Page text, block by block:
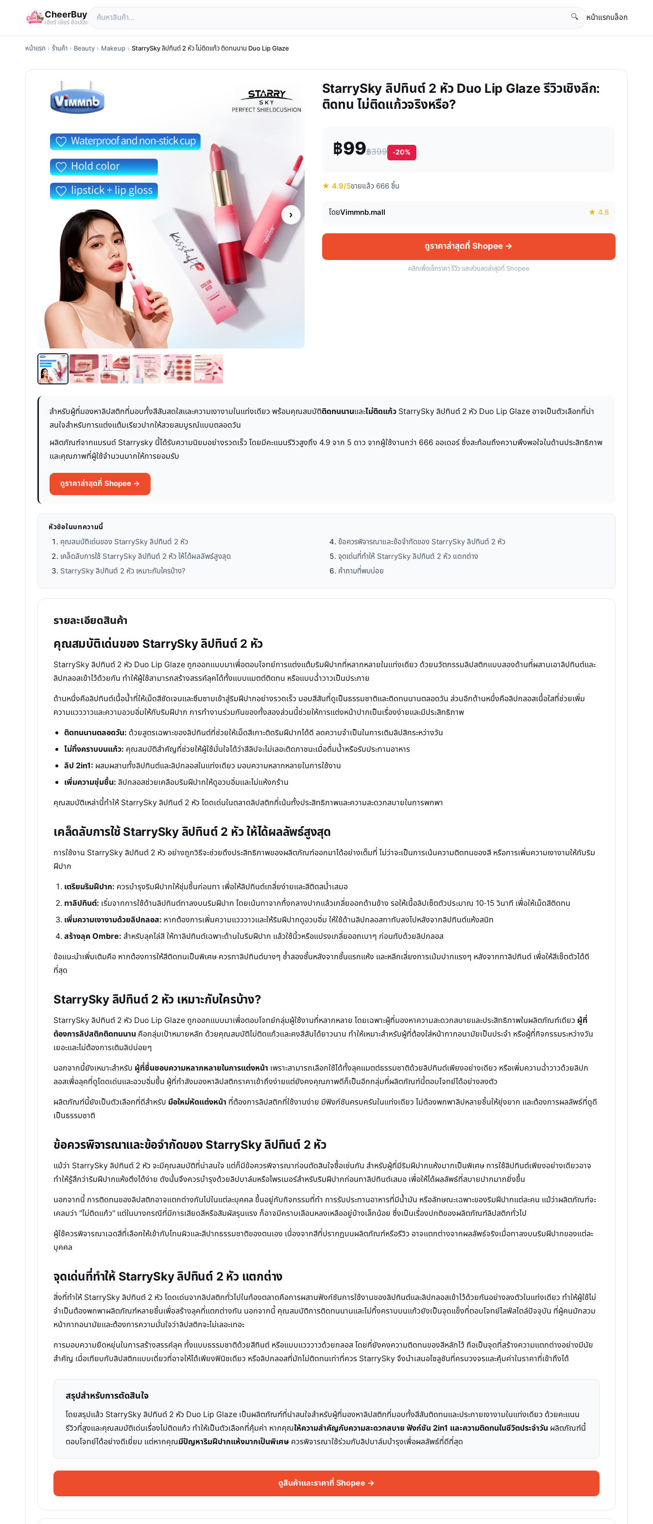
CheerBuy
เซียร์ เซียร์ ช้อปปิ้ง
🔍 หน้าแรกบล็อก
หน้าแรก › ร้านค้า › Beauty › Makeup › StarrySky ลิปทินต์ 2 หัว ไม่ติดแก้ว ติดทนนาน Duo Lip Glaze
›
StarrySky ลิปทินต์ 2 หัว Duo Lip Glaze รีวิวเชิงลึก:
ติดทน ไม่ติดแก้วจริงหรือ?
฿99฿399 -20%
★ 4.9/5ขายแล้ว 666 ชิ้น
โดยVimmnb.mall ★ 4.8
ดูราคาล่าสุดที่ Shopee →
คลิกเพื่อเช็คราคา รีวิว และส่วนลดล่าสุดที่ Shopee
สำหรับผู้ที่มองหาลิปสติกที่มอบทั้งสีสันสดใสและความเงางามในแท่งเดียว พร้อมคุณสมบัติติดทนนานและไม่ติดแก้ว StarrySky ลิปทินต์ 2 หัว Duo Lip Glaze อาจเป็นตัวเลือกที่น่า
สนใจสำหรับการแต่งแต้มเรียวปากให้สวยสมบูรณ์แบบตลอดวัน
ผลิตภัณฑ์จากแบรนด์ Starrysky นี้ได้รับความนิยมอย่างรวดเร็ว โดยมีคะแนนรีวิวสูงถึง 4.9 จาก 5 ดาว จากผู้ใช้งานกว่า 666 ออเดอร์ ซึ่งสะท้อนถึงความพึงพอใจในด้านประสิทธิภาพ
และคุณภาพที่ผู้ใช้จำนวนมากให้การยอมรับ
ดูราคาล่าสุดที่ Shopee →
หัวข้อในบทความนี้
คุณสมบัติเด่นของ StarrySky ลิปทินต์ 2 หัว
เคล็ดลับการใช้ StarrySky ลิปทินต์ 2 หัว ให้ได้ผลลัพธ์สูงสุด
StarrySky ลิปทินต์ 2 หัว เหมาะกับใครบ้าง?
ข้อควรพิจารณาและข้อจำกัดของ StarrySky ลิปทินต์ 2 หัว
จุดเด่นที่ทำให้ StarrySky ลิปทินต์ 2 หัว แตกต่าง
คำถามที่พบบ่อย
รายละเอียดสินค้า
คุณสมบัติเด่นของ StarrySky ลิปทินต์ 2 หัว
StarrySky ลิปทินต์ 2 หัว Duo Lip Glaze ถูกออกแบบมาเพื่อตอบโจทย์การแต่งแต้มริมฝีปากที่หลากหลายในแท่งเดียว ด้วยนวัตกรรมลิปสติกแบบสองด้านที่ผสานเอาลิปทินต์และ
ลิปกลอสเข้าไว้ด้วยกัน ทำให้ผู้ใช้สามารถสร้างสรรค์ลุคได้ทั้งแบบแมตต์ติดทน หรือแบบฉ่ำวาวเป็นประกาย
ด้านหนึ่งคือลิปทินต์เนื้อน้ำที่ให้เม็ดสีชัดเจนและซึมซาบเข้าสู่ริมฝีปากอย่างรวดเร็ว มอบสีสันที่ดูเป็นธรรมชาติและติดทนนานตลอดวัน ส่วนอีกด้านหนึ่งคือลิปกลอสเนื้อใสที่ช่วยเพิ่ม
ความแวววาวและความอวบอิ่มให้กับริมฝีปาก การทำงานร่วมกันของทั้งสองส่วนนี้ช่วยให้การแต่งหน้าปากเป็นเรื่องง่ายและมีประสิทธิภาพ
ติดทนนานตลอดวัน: ด้วยสูตรเฉพาะของลิปทินต์ที่ช่วยให้เม็ดสีเกาะติดริมฝีปากได้ดี ลดความจำเป็นในการเติมลิปสิกระหว่างวัน
ไม่ทิ้งคราบบนแก้ว: คุณสมบัติสำคัญที่ช่วยให้ผู้ใช้มั่นใจได้ว่าสีลิปจะไม่เลอะติดภาชนะเมื่อดื่มน้ำหรือรับประทานอาหาร
ลิป 2in1: ผสมผสานทั้งลิปทินต์และลิปกลอสในแท่งเดียว มอบความหลากหลายในการใช้งาน
เพิ่มความชุ่มชื้น: ลิปกลอสช่วยเคลือบริมฝีปากให้ดูอวบอิ่มและไม่แห้งกร้าน
คุณสมบัติเหล่านี้ทำให้ StarrySky ลิปทินต์ 2 หัว โดดเด่นในตลาดลิปสติกที่เน้นทั้งประสิทธิภาพและความสะดวกสบายในการพกพา
เคล็ดลับการใช้ StarrySky ลิปทินต์ 2 หัว ให้ได้ผลลัพธ์สูงสุด
การใช้งาน StarrySky ลิปทินต์ 2 หัว อย่างถูกวิธีจะช่วยดึงประสิทธิภาพของผลิตภัณฑ์ออกมาได้อย่างเต็มที่ ไม่ว่าจะเป็นการเน้นความติดทนของสี หรือการเพิ่มความเงางามให้กับริม
ฝีปาก
เตรียมริมฝีปาก: ควรบำรุงริมฝีปากให้ชุ่มชื้นก่อนทา เพื่อให้ลิปทินต์เกลี่ยง่ายและสีติดสม่ำเสมอ
ทาลิปทินต์: เริ่มจากการใช้ด้านลิปทินต์ทาลงบนริมฝีปาก โดยเน้นทาจากกึ่งกลางปากแล้วเกลี่ยออกด้านข้าง รอให้เนื้อลิปเซ็ตตัวประมาณ 10-15 วินาที เพื่อให้เม็ดสีติดทน
เพิ่มความเงางามด้วยลิปกลอส: หากต้องการเพิ่มความแวววาวและให้ริมฝีปากดูอวบอิ่ม ให้ใช้ด้านลิปกลอสทาทับลงไปหลังจากลิปทินต์แห้งสนิท
สร้างลุค Ombre: สำหรับลุคไล่สี ให้ทาลิปทินต์เฉพาะด้านในริมฝีปาก แล้วใช้นิ้วหรือแปรงเกลี่ยออกเบาๆ ก่อนทับด้วยลิปกลอส
ข้อแนะนำเพิ่มเติมคือ หากต้องการให้สีติดทนเป็นพิเศษ ควรทาลิปทินต์บางๆ ซ้ำสองชั้นหลังจากชั้นแรกแห้ง และหลีกเลี่ยงการเม้มปากแรงๆ หลังจากทาลิปทินต์ เพื่อให้สีเซ็ตตัวได้ดี
ที่สุด
StarrySky ลิปทินต์ 2 หัว เหมาะกับใครบ้าง?
StarrySky ลิปทินต์ 2 หัว Duo Lip Glaze ถูกออกแบบมาเพื่อตอบโจทย์กลุ่มผู้ใช้งานที่หลากหลาย โดยเฉพาะผู้ที่มองหาความสะดวกสบายและประสิทธิภาพในผลิตภัณฑ์เดียว ผู้ที่
ต้องการลิปสติกติดทนนาน คือกลุ่มเป้าหมายหลัก ด้วยคุณสมบัติไม่ติดแก้วและคงสีสันได้ยาวนาน ทำให้เหมาะสำหรับผู้ที่ต้องใส่หน้ากากอนามัยเป็นประจำ หรือผู้ที่กิจกรรมระหว่างวัน
เยอะและไม่ต้องการเติมลิปบ่อยๆ
นอกจากนี้ยังเหมาะสำหรับ ผู้ที่ชื่นชอบความหลากหลายในการแต่งหน้า เพราะสามารถเลือกใช้ได้ทั้งลุคแมตต์ธรรมชาติด้วยลิปทินต์เพียงอย่างเดียว หรือเพิ่มความฉ่ำวาวด้วยลิปก
ลอสเพื่อลุคที่ดูโดดเด่นและอวบอิ่มขึ้น ผู้ที่กำลังมองหาลิปสติกราคาเข้าถึงง่ายแต่ยังคงคุณภาพดีก็เป็นอีกกลุ่มที่ผลิตภัณฑ์นี้ตอบโจทย์ได้อย่างลงตัว
ผลิตภัณฑ์นี้ยังเป็นตัวเลือกที่ดีสำหรับ มือใหม่หัดแต่งหน้า ที่ต้องการลิปสติกที่ใช้งานง่าย มีฟังก์ชันครบครันในแท่งเดียว ไม่ต้องพกพาลิปหลายชิ้นให้ยุ่งยาก และต้องการผลลัพธ์ที่ดูดี
เป็นธรรมชาติ
ข้อควรพิจารณาและข้อจำกัดของ StarrySky ลิปทินต์ 2 หัว
แม้ว่า StarrySky ลิปทินต์ 2 หัว จะมีคุณสมบัติที่น่าสนใจ แต่ก็มีข้อควรพิจารณาก่อนตัดสินใจซื้อเช่นกัน สำหรับผู้ที่มีริมฝีปากแห้งมากเป็นพิเศษ การใช้ลิปทินต์เพียงอย่างเดียวอาจ
ทำให้รู้สึกว่าริมฝีปากแห้งตึงได้ง่าย ดังนั้นจึงควรบำรุงด้วยลิปบาล์มหรือไพรเมอร์สำหรับริมฝีปากก่อนทาลิปทินต์เสมอ เพื่อให้ได้ผลลัพธ์ที่สบายปากมากยิ่งขึ้น
นอกจากนี้ การติดทนของลิปสติกอาจแตกต่างกันไปในแต่ละบุคคล ขึ้นอยู่กับกิจกรรมที่ทำ การรับประทานอาหารที่มีน้ำมัน หรือลักษณะเฉพาะของริมฝีปากแต่ละคน แม้ว่าผลิตภัณฑ์จะ
เคลมว่า "ไม่ติดแก้ว" แต่ในบางกรณีที่มีการเสียดสีหรือสัมผัสรุนแรง ก็อาจมีคราบเลือนหลงเหลืออยู่บ้างเล็กน้อย ซึ่งเป็นเรื่องปกติของผลิตภัณฑ์ลิปสติกทั่วไป
ผู้ใช้ควรพิจารณาเฉดสีที่เลือกให้เข้ากับโทนผิวและสีปากธรรมชาติของตนเอง เนื่องจากสีที่ปรากฏบนผลิตภัณฑ์หรือรีวิว อาจแตกต่างจากผลลัพธ์จริงเมื่อทาลงบนริมฝีปากของแต่ละ
บุคคล
จุดเด่นที่ทำให้ StarrySky ลิปทินต์ 2 หัว แตกต่าง
สิ่งที่ทำให้ StarrySky ลิปทินต์ 2 หัว โดดเด่นจากลิปสติกทั่วไปในท้องตลาดคือการผสานฟังก์ชันการใช้งานของลิปทินต์และลิปกลอสเข้าไว้ด้วยกันอย่างลงตัวในแท่งเดียว ทำให้ผู้ใช้ไม่
จำเป็นต้องพกพาผลิตภัณฑ์หลายชิ้นเพื่อสร้างลุคที่แตกต่างกัน นอกจากนี้ คุณสมบัติการติดทนนานและไม่ทิ้งคราบบนแก้วยังเป็นจุดแข็งที่ตอบโจทย์ไลฟ์สไตล์ปัจจุบัน ที่ผู้คนมักสวม
หน้ากากอนามัยและต้องการความมั่นใจว่าลิปสติกจะไม่เลอะเทอะ
การมอบความยืดหยุ่นในการสร้างสรรค์ลุค ทั้งแบบธรรมชาติด้วยสีทินต์ หรือแบบแวววาวด้วยกลอส โดยที่ยังคงความติดทนของสีหลักไว้ ถือเป็นจุดที่สร้างความแตกต่างอย่างมีนัย
สำคัญ เมื่อเทียบกับลิปสติกแบบเดี่ยวที่อาจให้ได้เพียงฟินิชเดียว หรือลิปกลอสที่มักไม่ติดทนเท่าที่ควร StarrySky จึงนำเสนอโซลูชันที่ครบวงจรและคุ้มค่าในราคาที่เข้าถึงได้
สรุปสำหรับการตัดสินใจ
โดยสรุปแล้ว StarrySky ลิปทินต์ 2 หัว Duo Lip Glaze เป็นผลิตภัณฑ์ที่น่าสนใจสำหรับผู้ที่มองหาลิปสติกที่มอบทั้งสีสันติดทนและประกายเงางามในแท่งเดียว ด้วยคะแนน
รีวิวที่สูงและคุณสมบัติเด่นเรื่องไม่ติดแก้ว ทำให้เป็นตัวเลือกที่คุ้มค่า หากคุณให้ความสำคัญกับความสะดวกสบาย ฟังก์ชัน 2in1 และความติดทนในชีวิตประจำวัน ผลิตภัณฑ์นี้
ตอบโจทย์ได้อย่างดีเยี่ยม แต่หากคุณมีปัญหาริมฝีปากแห้งมากเป็นพิเศษ ควรพิจารณาใช้ร่วมกับลิปบาล์มบำรุงเพื่อผลลัพธ์ที่ดีที่สุด
ดูสินค้าและราคาที่ Shopee →